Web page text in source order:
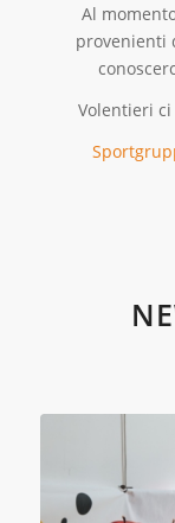
Al
provenienti
Volentieri